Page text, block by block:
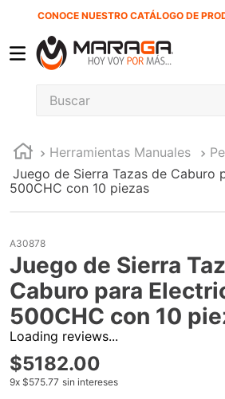
CONOCE NUESTRO CATÁLOGO DE
Buscar
Herramientas Manuales
Juego de Sierra Tazas de Caburo
500CHC con 10 piezas
A30878
Juego de Sierra
Caburo para
500CHC con 10
Loading reviews...
$5182.00
9x $575.77 sin intereses
1.
inversora
5.
sierra
6.
sierra
7.
clavos